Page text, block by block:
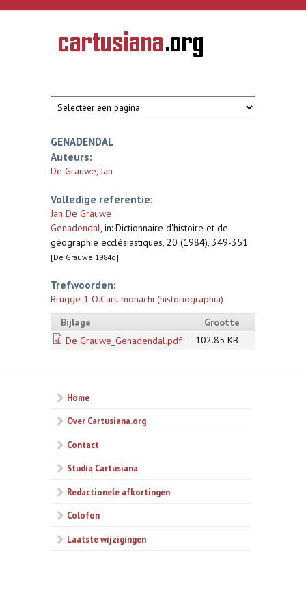
Overslaan en naar de inhoud gaan
CARTUSIANA
Geschiedenis
van de
GENADENDAL
Auteurs:
De Grauwe, Jan
Volledige referentie:
Jan De Grauwe
Genadendal, in: Dictionnaire d'histoire et de
géographie ecclésiastiques, 20 (1984), 349-351
[De Grauwe 1984g]
Trefwoorden:
Brugge 1 O.Cart. monachi (historiographia)
Bijlage
Grootte
De Grauwe_Genadendal.pdf
102.85 KB
Home
Over Cartusiana.org
Contact
Studia Cartusiana
Redactionele afkortingen
Colofon
Laatste wijzigingen